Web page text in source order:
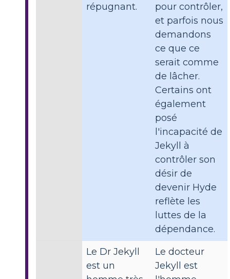
répugnant.
pour contrôler,
et parfois nous
demandons
ce que ce
serait comme
de lâcher.
Certains ont
également
posé
l'incapacité de
Jekyll à
contrôler son
désir de
devenir Hyde
reflète les
luttes de la
dépendance.
Le Dr Jekyll
est un
Le docteur
Jekyll est